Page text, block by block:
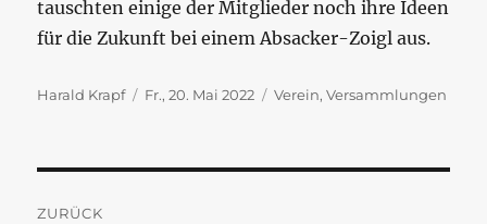
tauschten einige der Mitglieder noch ihre Ideen
für die Zukunft bei einem Absacker-Zoigl aus.
Autor
Harald Krapf
Veröffentlicht
Fr., 20. Mai 2022 Kategorien
Verein,Versammlungen
ZURÜCK